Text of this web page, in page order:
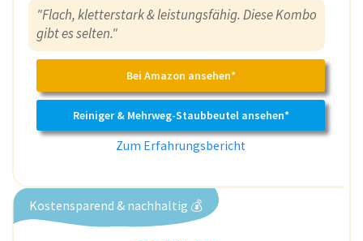
"Flach, kletterstark & leistungsfähig. Diese Kombo
gibt es selten."
Bei Amazon ansehen*
Reiniger & Mehrweg-Staubbeutel ansehen*
Zum Erfahrungsbericht
Kostensparend & nachhaltig 💰